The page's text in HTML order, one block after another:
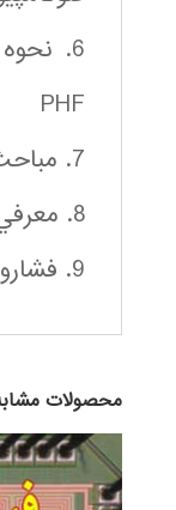
6.
PHF
7. مباحث ويژه درموردفلوكامپيوتر
8. معرفي ترانسميترهاي دما
9. فشارواختلاف فشار
محصولات